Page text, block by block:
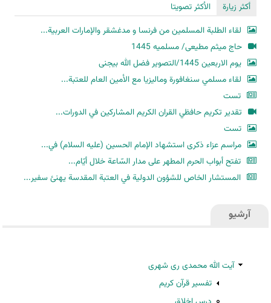
أكثر زيارة
الأكثر تصويتا
لقاء الطلبة المسلمين من فرنسا و مدغشقر والإمارات العربية...
حاج میثم مطیعی/ مسلمیه 1445
یوم الاربعین 1445/التصویر فضل الله بیجنی
لقاء مسلمي سنغافورة وماليزيا مع الأمين العام للعتبة...
تست
تقدير تكريم حافظي القران الكريم المشاركين في الدورات...
تست
مراسم عزاء ذكرى استشهاد الإمام الحسين (عليه السلام) في...
تفتح أبواب الحرم المطهر على مدار السّاعة خلال أيّام...
المستشار الخاص للشؤون الدولية في العتبة المقدسة يهنئ سفير...
آرشیو
آیت الله محمدی ری شهری
تفسیر قرآن کریم